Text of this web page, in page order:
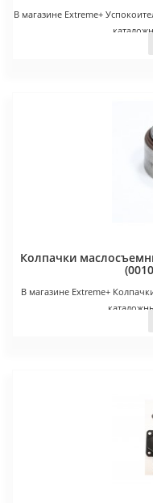
В магазине Extreme+
Колпачки
В магазине Extreme+